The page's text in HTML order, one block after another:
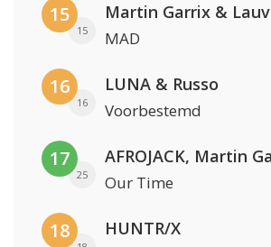
15
15
Martin Garrix & Lauv
MAD
16
16
LUNA & Russo
Voorbestemd
17
25 Our Time
18 HUNTR/X